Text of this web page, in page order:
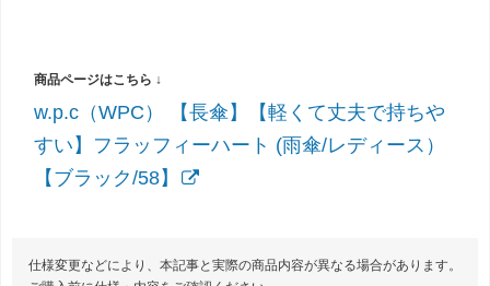
w.p.c（WPC） 【長傘】【軽くて丈夫で持ちや
すい】フラッフィーハート (雨傘/レディース）
【ブラック/58】
仕様変更などにより、本記事と実際の商品内容が異なる場合があります。